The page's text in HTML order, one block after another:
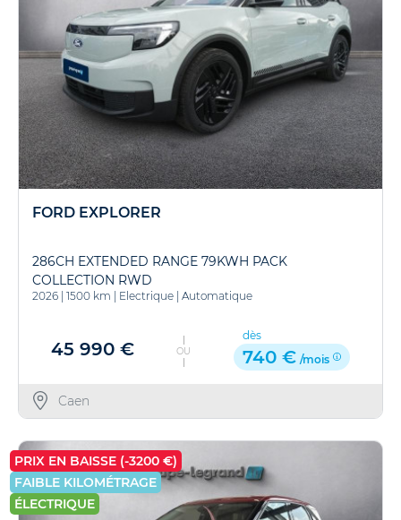
FORD EXPLORER
286CH EXTENDED RANGE 79KWH PACK
COLLECTION RWD
2026 1500 km Electrique Automatique
45 990 € OU
dès
740 € /mois
Caen
PRIX EN BAISSE (-3200 €)
FAIBLE KILOMÉTRAGE
ÉLECTRIQUE